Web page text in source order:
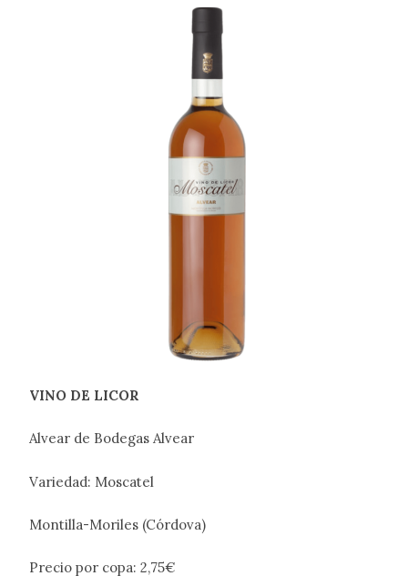
VINO DE LICOR
Alvear de Bodegas Alvear
Variedad: Moscatel
Montilla-Moriles (Córdova)
Precio por copa: 2,75€